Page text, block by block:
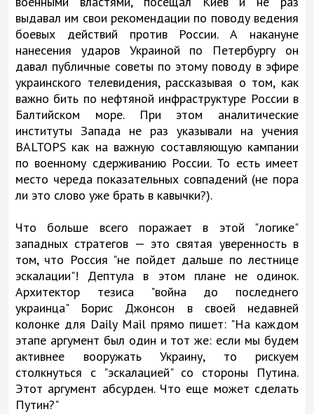
выдавал им свои рекомендации по поводу ведения
боевых действий против России. А накануне
нанесения ударов Украиной по Петербургу он
давал публичные советы по этому поводу в эфире
украинского телевидения, рассказывая о том, как
важно бить по нефтяной инфраструктуре России в
Балтийском море. При этом аналитические
институты Запада не раз указывали на учения
BALTOPS как на важную составляющую кампании
по военному сдерживанию России. То есть имеет
место череда показательных совпадений (не пора
ли это слово уже брать в кавычки?).
Что больше всего поражает в этой "логике"
западных стратегов — это святая уверенность в
том, что Россия "не пойдет дальше по лестнице
эскалации"! Дептула в этом плане не одинок.
Архитектор тезиса "война до последнего
украинца" Борис Джонсон в своей недавней
колонке для Daily Mail прямо пишет: "На каждом
этапе аргумент был один и тот же: если мы будем
активнее вооружать Украину, то рискуем
столкнуться с "эскалацией" со стороны Путина.
Этот аргумент абсурден. Что еще может сделать
Путин?"